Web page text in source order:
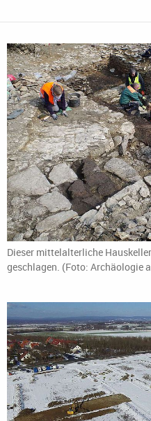
Dieser mittelalterliche
geschlagen. (Foto: Archäologie